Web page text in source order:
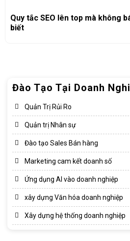
Đào Tạo Tại Doanh
Quản Trị Rủi Ro
Quản trị Nhân sự
Đào tạo Sales Bán hàng
Marketing cam kết doanh số
Ứng dụng AI vào doanh nghiệp
xây dựng Văn hóa doanh nghiệp​
Xây dựng hệ thống doanh nghiệp​
Quy tắc SEO lên top mà không
biết